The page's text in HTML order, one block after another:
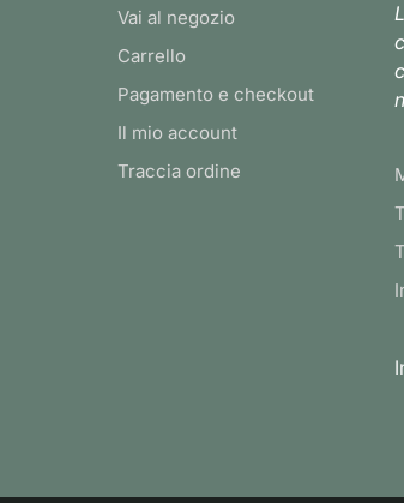
Vai al negozio
Carrello
Pagamento e checkout
Il mio account
Traccia ordine